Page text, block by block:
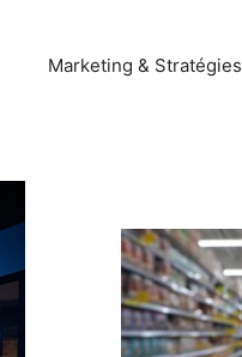
Marketing & Stratégies